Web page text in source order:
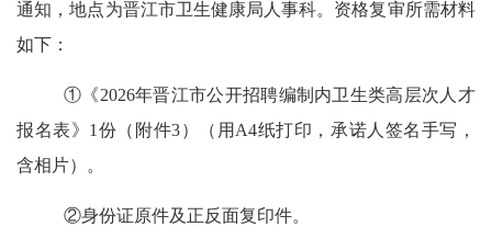
通知，地点为晋江市卫生健康局人事科。 资格复审所需材料
如下：
①《2026年晋江市公开招聘编制内卫生类高层次人才
报名表》 1份（附件3）（用 A4纸打印，承诺人签名手写，
含相片）。
②身份证原件及正反面复印件。